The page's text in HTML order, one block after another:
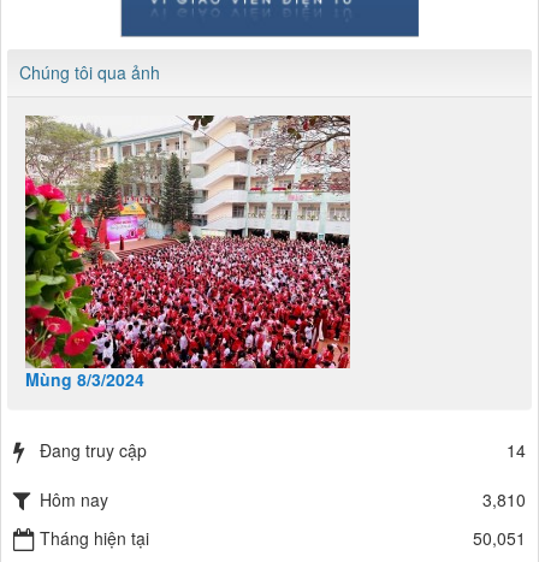
Chúng tôi qua ảnh
Mùng 8/3/2024
Đang truy cập 14
Hôm nay
3,810
Tháng hiện tại
50,051